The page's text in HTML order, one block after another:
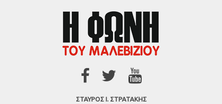
ΣΤΑΥΡΟΣ Ι. ΣΤΡΑΤΑΚΗΣ